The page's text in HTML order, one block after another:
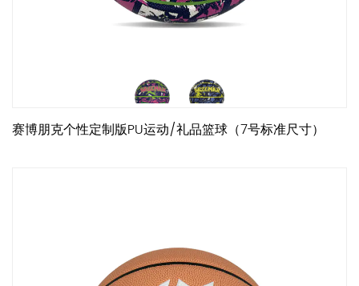
赛博朋克个性定制版PU运动/礼品篮球（7号标准尺寸）